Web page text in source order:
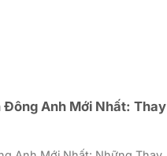
Đông Anh Mới Nhất: Thay